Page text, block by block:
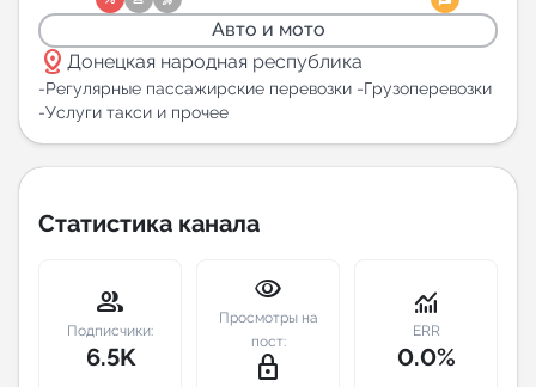
Горящие предложения
Индекс читаемости каналов в Telegram
New
New
Индивидуальное сопровождение
Аналитика Telegram
Авто и мото
distance Донецкая народная республика
-Регулярные пассажирские перевозки -Грузоперевозки
-Услуги такси и прочее
Статистика канала
group
Подписчики:
6.5K
visibility
Просмотры на
пост:
lock_outline
monitoring
ERR
0.0%